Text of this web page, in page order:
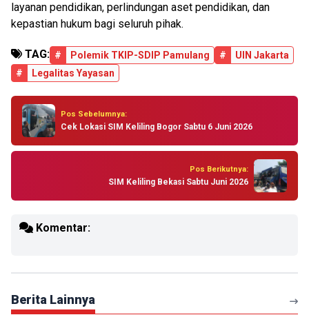
layanan pendidikan, perlindungan aset pendidikan, dan
kepastian hukum bagi seluruh pihak.
TAG: # Polemik TKIP-SDIP Pamulang #
UIN Jakarta
#
Legalitas Yayasan
Pos Sebelumnya:
Cek Lokasi SIM Keliling Bogor Sabtu 6 Juni 2026
Pos Berikutnya:
SIM Keliling Bekasi Sabtu Juni 2026
Komentar:
Berita Lainnya